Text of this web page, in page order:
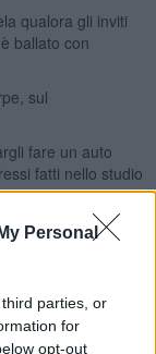
Personal
parties, or
for
opt-out
qualora gli inviti
ballato con
sul
fare un auto
fatti nello studio
di carattere con
In ogni caso,
tanguero
convertito in legge
di dare qualche